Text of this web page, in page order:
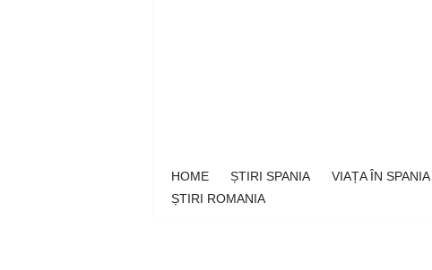
HOME ȘTIRI SPANIA VIAȚA ÎN SPANIA
ȘTIRI ROMANIA